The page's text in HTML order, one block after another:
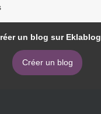
un blog sur Eklablog
Créer un blog